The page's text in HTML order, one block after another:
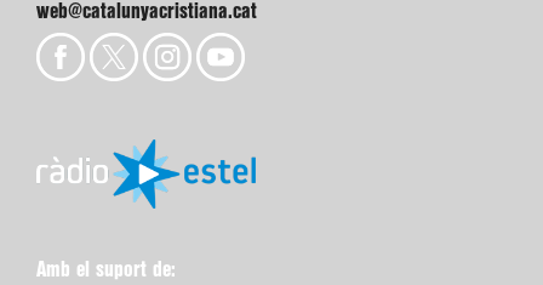
web@catalunyacristiana.cat
Amb el suport de: